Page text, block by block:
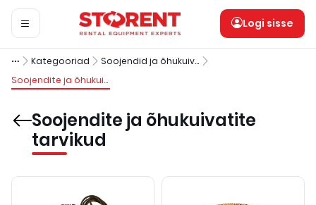
Logi sisse
Kategooriad
Soojendid ja õhukuivatid
Soojendite ja õhukuivatite tarvikud
Soojendite ja õhukuivatite
tarvikud